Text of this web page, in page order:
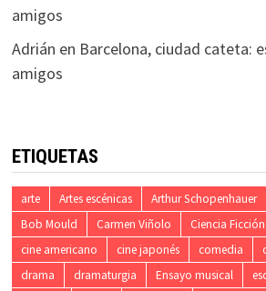
amigos
Adrián en Barcelona, ciudad cateta:
amigos
ETIQUETAS
arte Artes escénicas Arthur Schopenhauer
Bob Mould
Carmen Viñolo Ciencia Ficción
cine americano
cine japonés comedia
drama
dramaturgia Ensayo musical